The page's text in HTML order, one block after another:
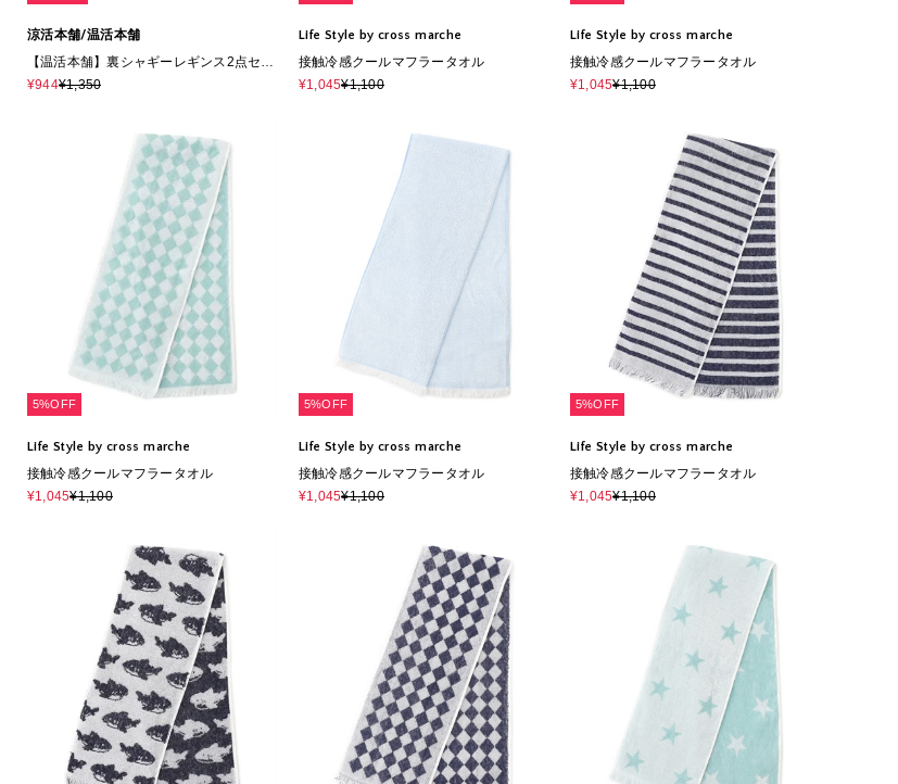
涼活本舗/温活本舗
【温活本舗】裏シャギーレギンス2点セッ
ト
¥944¥1,350
Life Style by cross marche
接触冷感クールマフラータオル
¥1,045¥1,100
Life Style by cross marche
接触冷感クールマフラータオル
¥1,045¥1,100
5%OFF
Life Style by cross marche
接触冷感クールマフラータオル
¥1,045¥1,100
5%OFF
Life Style by cross marche
接触冷感クールマフラータオル
¥1,045¥1,100
5%OFF
Life Style by cross marche
接触冷感クールマフラータオル
¥1,045¥1,100